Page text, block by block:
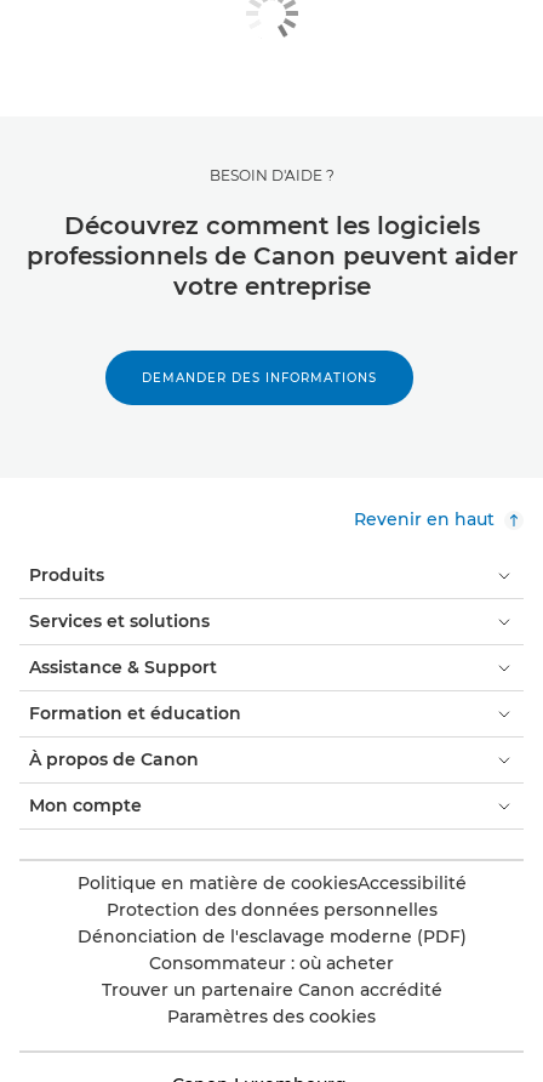
BESOIN D'AIDE ?
Découvrez comment les logiciels
professionnels de Canon peuvent aider
votre entreprise
DEMANDER DES INFORMATIONS
Revenir en haut
Produits
Services et solutions
Assistance & Support
Formation et éducation
À propos de Canon
Mon compte
Politique en matière de cookiesAccessibilité
Protection des données personnelles
Dénonciation de l'esclavage moderne (PDF)
Consommateur : où acheter
Trouver un partenaire Canon accrédité
Paramètres des cookies